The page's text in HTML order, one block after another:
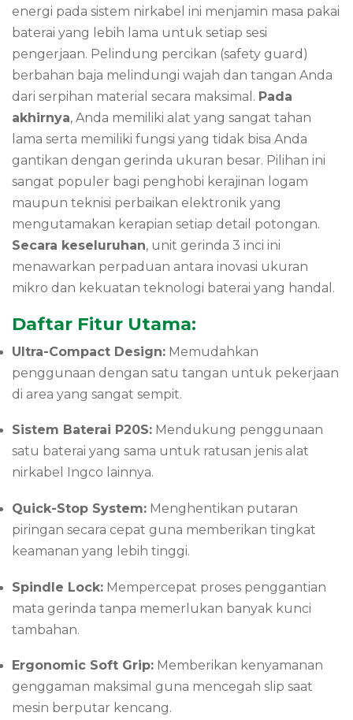
energi pada sistem nirkabel ini menjamin masa pakai
baterai yang lebih lama untuk setiap sesi
pengerjaan. Pelindung percikan (safety guard)
berbahan baja melindungi wajah dan tangan Anda
dari serpihan material secara maksimal. Pada
akhirnya, Anda memiliki alat yang sangat tahan
lama serta memiliki fungsi yang tidak bisa Anda
gantikan dengan gerinda ukuran besar. Pilihan ini
sangat populer bagi penghobi kerajinan logam
maupun teknisi perbaikan elektronik yang
mengutamakan kerapian setiap detail potongan.
Secara keseluruhan, unit gerinda 3 inci ini
menawarkan perpaduan antara inovasi ukuran
mikro dan kekuatan teknologi baterai yang handal.
Daftar Fitur Utama:
Ultra-Compact Design: Memudahkan
penggunaan dengan satu tangan untuk pekerjaan
di area yang sangat sempit.
Sistem Baterai P20S: Mendukung penggunaan
satu baterai yang sama untuk ratusan jenis alat
nirkabel Ingco lainnya.
Quick-Stop System: Menghentikan putaran
piringan secara cepat guna memberikan tingkat
keamanan yang lebih tinggi.
Spindle Lock: Mempercepat proses penggantian
mata gerinda tanpa memerlukan banyak kunci
tambahan.
Ergonomic Soft Grip: Memberikan kenyamanan
genggaman maksimal guna mencegah slip saat
mesin berputar kencang.